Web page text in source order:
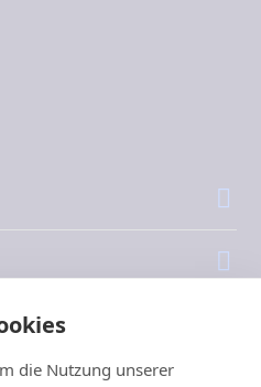
die Nutzung unserer